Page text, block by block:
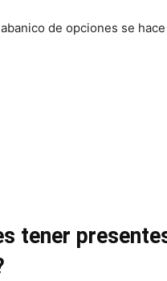
de opciones se
tener